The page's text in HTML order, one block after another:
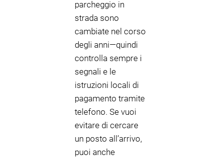
parcheggio in
strada sono
cambiate nel corso
degli anni—quindi
controlla sempre i
segnali e le
istruzioni locali di
pagamento tramite
telefono. Se vuoi
evitare di cercare
un posto all’arrivo,
puoi anche